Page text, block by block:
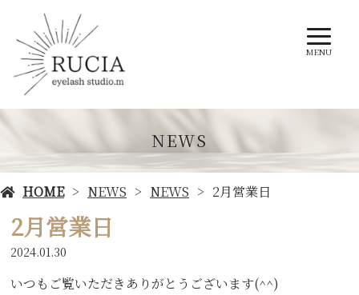
MENU
NEWS
HOME NEWS NEWS 2月営業日
2月営業日
2024.01.30
いつもご覧いただきありがとうございます(^^)